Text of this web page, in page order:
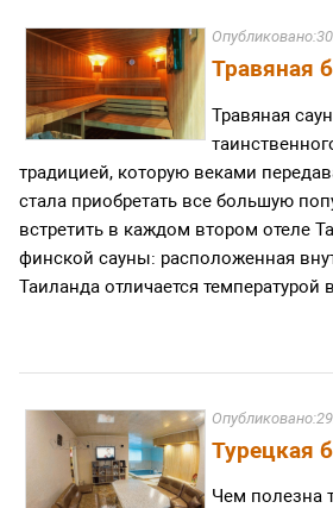
Травяная
Травяная
традицией, которую веками
стала приобретать все большую
встретить в каждом втором отеле
финской сауны: расположенная
Таиланда отличается температурой
Турецкая
Чем полезна